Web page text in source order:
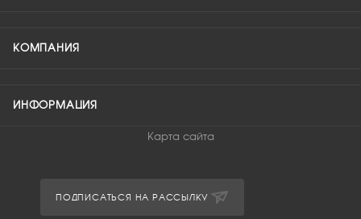
КОМПАНИЯ
ИНФОРМАЦИЯ
Карта сайта
ПОДПИСАТЬСЯ НА РАССЫЛКУ